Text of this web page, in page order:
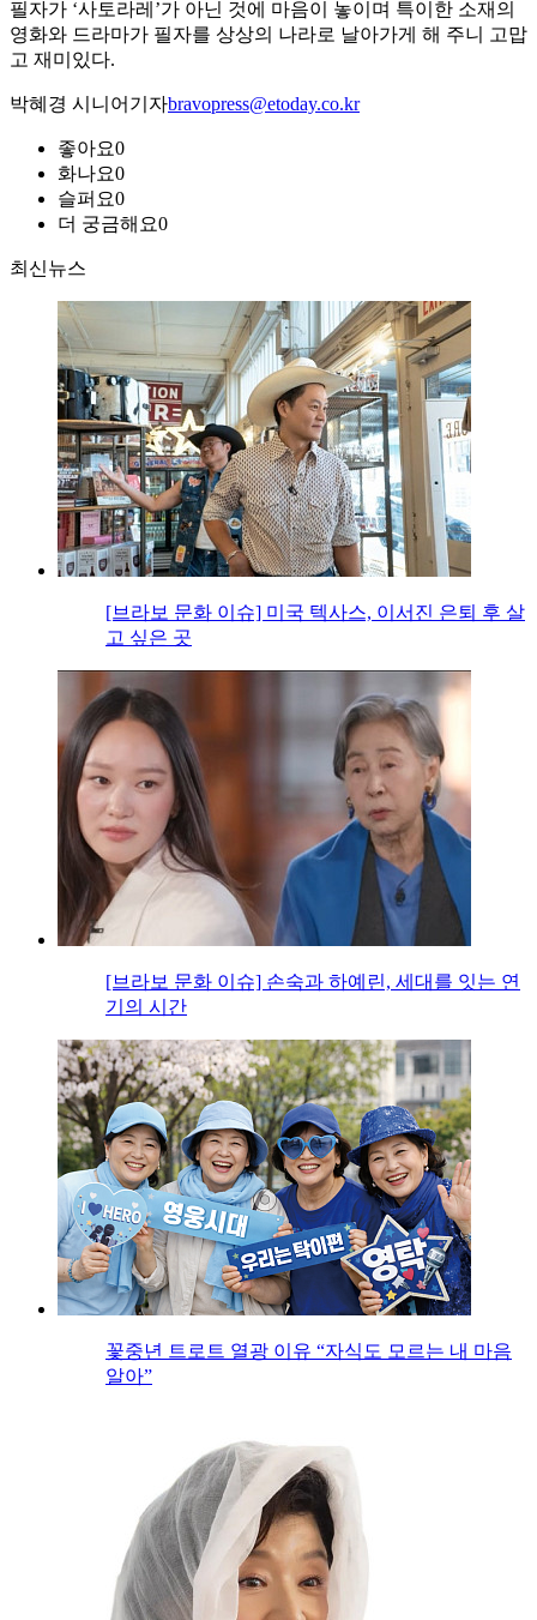
필자가 ‘사토라레’가 아닌 것에 마음이 놓이며 특이한 소재의
영화와 드라마가 필자를 상상의 나라로 날아가게 해 주니 고맙
고 재미있다.
박혜경 시니어기자bravopress@etoday.co.kr
좋아요0
화나요0
슬퍼요0
더 궁금해요0
최신뉴스
[브라보 문화 이슈] 미국 텍사스, 이서진 은퇴 후 살
고 싶은 곳
[브라보 문화 이슈] 손숙과 하예린, 세대를 잇는 연
기의 시간
꽃중년 트로트 열광 이유 “자식도 모르는 내 마음
알아”